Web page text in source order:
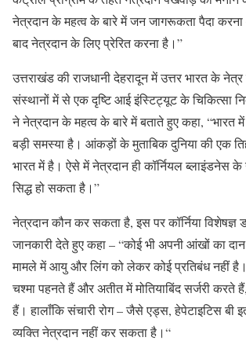
नेत्रदान के महत्व के बारे में जन जागरूकता पैदा
बाद नेत्रदान के लिए प्रेरित करना है।”
उत्तराखंड की राजधानी देहरादून में उत्तर भारत के नेत्र
संस्थानों में से एक दृष्टि आई इंस्टिट्यूट के चिकित्सा
ने नेत्रदान के महत्व के बारे में बताते हुए कहा, “भारत
बड़ी समस्या है। आंकड़ों के मुताबिक दुनिया की एक
भारत में है। ऐसे में नेत्रदान ही कॉर्नियल ब्लाइंडनेस
सिद्ध हो सकता है।”
नेत्रदान कौन कर सकता है, इस पर कॉर्निया विशेषज्ञ
जानकारी देते हुए कहा – “कोई भी अपनी आंखों का
मामले में आयु और लिंग को लेकर कोई प्रतिबंध नहीं
चश्मा पहनते हैं और अतीत में मोतियाबिंद सर्जरी करते
हैं। हालाँकि संचारी रोग – जैसे एड्स, हेपेटाइटिस बी
व्यक्ति नेत्रदान नहीं कर सकता है।“